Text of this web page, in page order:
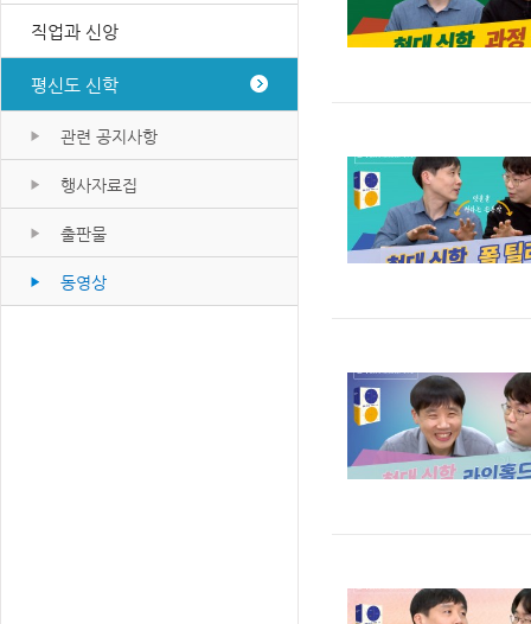
직업과 신앙
평신도 신학
관련 공지사항
행사자료집
출판물
동영상